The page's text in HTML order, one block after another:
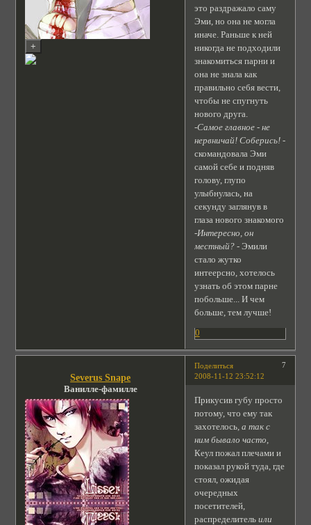
это раздражало саму
Эми, но она не могла
иначе. Раньше к ней
никогда не подходили
знакомиться парни и
она не знала как
правильно себя вести,
чтобы не спугнуть
нового друга.
-Самое главное - не
нервничай! Соберись! -
скомандовала Эми
самой себе и подняв
голову, глупо
улыбнулась, на
секунду заглянув в
глаза нового знакомого
-Интересно, он
местный? - Эмили
стало жутко
интеерсно, хотелось
узнать об этом парне
побольше... И чем
больше, тем лучше!
0
Поделиться
7
2008-11-12 23:52:12
Severus Snape
Ванилле-фамилле
Прикусив губу просто
потому, что ему так
захотелось,а так с
ним бывало часто,
Кеул пожал плечами и
показал рукой туда, где
стоял, ожидая
очередных
посетителей,
распределитель или